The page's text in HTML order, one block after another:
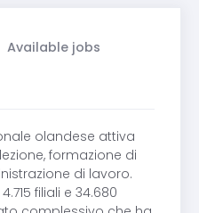
Available jobs
olandese attiva
formazione di
di lavoro.
filiali e 34.680